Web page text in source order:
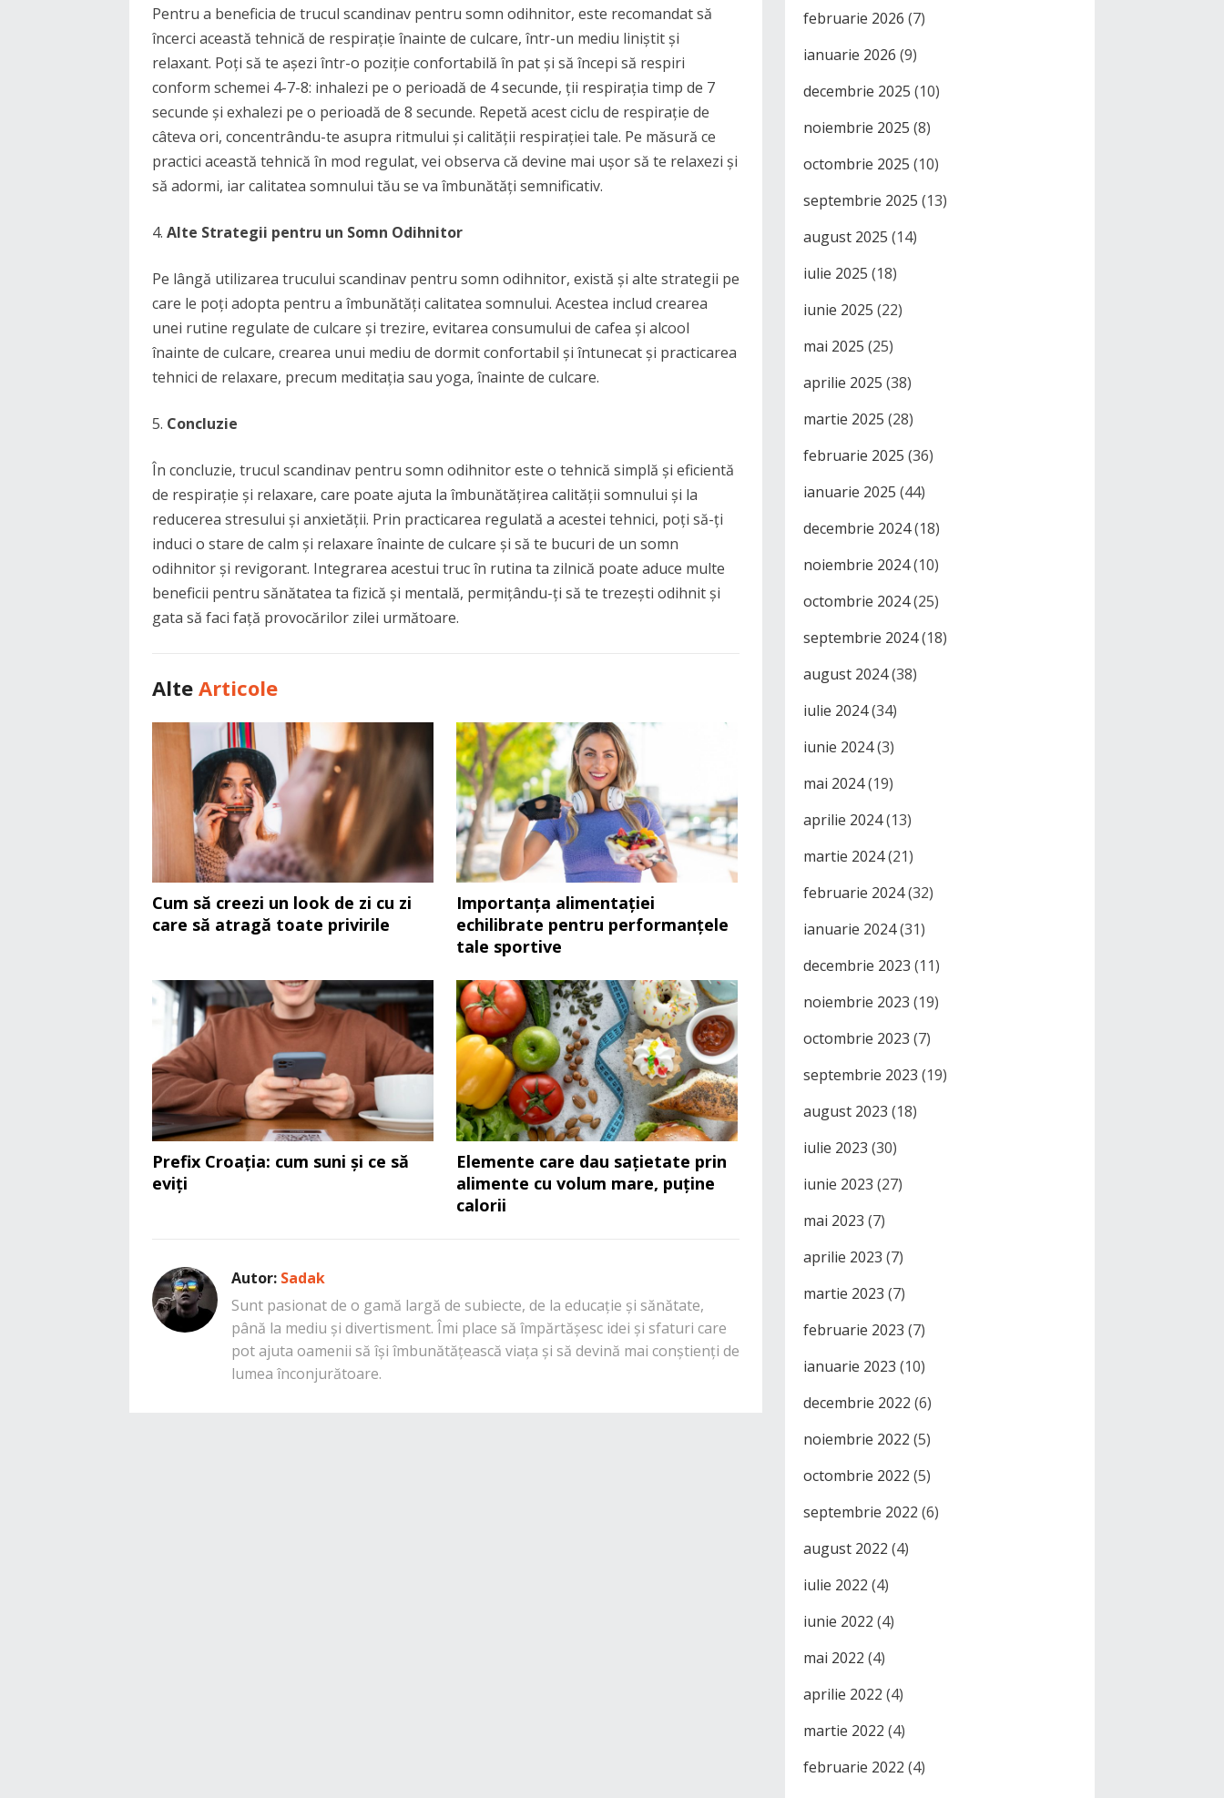
Pentru a beneficia de trucul scandinav pentru somn odihnitor, este recomandat să
încerci această tehnică de respirație înainte de culcare, într-un mediu liniștit și
relaxant. Poți să te așezi într-o poziție confortabilă în pat și să începi să respiri
conform schemei 4-7-8: inhalezi pe o perioadă de 4 secunde, ții respirația timp de 7
secunde și exhalezi pe o perioadă de 8 secunde. Repetă acest ciclu de respirație de
câteva ori, concentrându-te asupra ritmului și calității respirației tale. Pe măsură ce
practici această tehnică în mod regulat, vei observa că devine mai ușor să te relaxezi și
să adormi, iar calitatea somnului tău se va îmbunătăți semnificativ.
Alte Strategii pentru un Somn Odihnitor
Pe lângă utilizarea trucului scandinav pentru somn odihnitor, există și alte strategii pe
care le poți adopta pentru a îmbunătăți calitatea somnului. Acestea includ crearea
unei rutine regulate de culcare și trezire, evitarea consumului de cafea și alcool
înainte de culcare, crearea unui mediu de dormit confortabil și întunecat și practicarea
tehnici de relaxare, precum meditația sau yoga, înainte de culcare.
Concluzie
În concluzie, trucul scandinav pentru somn odihnitor este o tehnică simplă și eficientă
de respirație și relaxare, care poate ajuta la îmbunătățirea calității somnului și la
reducerea stresului și anxietății. Prin practicarea regulată a acestei tehnici, poți să-ți
induci o stare de calm și relaxare înainte de culcare și să te bucuri de un somn
odihnitor și revigorant. Integrarea acestui truc în rutina ta zilnică poate aduce multe
beneficii pentru sănătatea ta fizică și mentală, permițându-ți să te trezești odihnit și
gata să faci față provocărilor zilei următoare.
Alte Articole
Cum să creezi un look de zi cu zi
care să atragă toate privirile
Importanța alimentației
echilibrate pentru performanțele
tale sportive
Prefix Croația: cum suni și ce să
eviți
Elemente care dau sațietate prin
alimente cu volum mare, puține
calorii
Autor: Sadak
Sunt pasionat de o gamă largă de subiecte, de la educație și sănătate,
până la mediu și divertisment. Îmi place să împărtășesc idei și sfaturi care
pot ajuta oamenii să își îmbunătățească viața și să devină mai conștienți de
lumea înconjurătoare.
februarie 2026 (7)
ianuarie 2026 (9)
decembrie 2025 (10)
noiembrie 2025 (8)
octombrie 2025 (10)
septembrie 2025 (13)
august 2025 (14)
iulie 2025 (18)
iunie 2025 (22)
mai 2025 (25)
aprilie 2025 (38)
martie 2025 (28)
februarie 2025 (36)
ianuarie 2025 (44)
decembrie 2024(18)
noiembrie 2024(10)
octombrie 2024(25)
septembrie 2024(18)
august 2024(38)
iulie 2024(34)
iunie 2024(3)
mai 2024(19)
aprilie 2024(13)
martie 2024(21)
februarie 2024(32)
ianuarie 2024(31)
decembrie 2023 (11)
noiembrie 2023 (19)
octombrie 2023 (7)
septembrie 2023 (19)
august 2023 (18)
iulie 2023 (30)
iunie 2023 (27)
mai 2023 (7)
aprilie 2023 (7)
martie 2023 (7)
februarie 2023 (7)
ianuarie 2023 (10)
decembrie 2022 (6)
noiembrie 2022 (5)
octombrie 2022 (5)
septembrie 2022 (6)
august 2022 (4)
iulie 2022 (4)
iunie 2022 (4)
mai 2022 (4)
aprilie 2022 (4)
martie 2022 (4)
februarie 2022 (4)